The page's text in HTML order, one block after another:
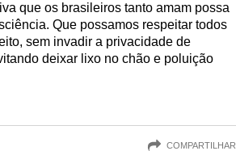
que os brasileiros tanto amam possa
Que possamos respeitar todos
sem invadir a privacidade de
deixar lixo no chão e poluição
COMPARTILHAR